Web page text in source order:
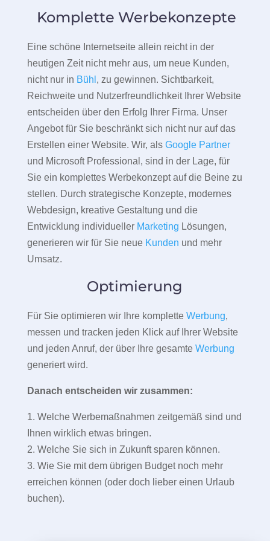
Komplette Werbekonzepte
Eine schöne Internetseite allein reicht in der
heutigen Zeit nicht mehr aus, um neue Kunden,
nicht nur in Bühl , zu gewinnen. Sichtbarkeit,
Reichweite und Nutzerfreundlichkeit Ihrer Website
entscheiden über den Erfolg Ihrer Firma. Unser
Angebot für Sie beschränkt sich nicht nur auf das
Erstellen einer Website. Wir, als Google Partner
und Microsoft Professional, sind in der Lage, für
Sie ein komplettes Werbekonzept auf die Beine zu
stellen. Durch strategische Konzepte, modernes
Webdesign, kreative Gestaltung und die
Entwicklung individueller Marketing Lösungen,
generieren wir für Sie neue Kunden und mehr
Umsatz.
Optimierung
Für Sie optimieren wir Ihre komplette Werbung,
messen und tracken jeden Klick auf Ihrer Website
und jeden Anruf, der über Ihre gesamte Werbung
generiert wird.
Danach entscheiden wir zusammen:
1. Welche Werbemaßnahmen zeitgemäß sind und
Ihnen wirklich etwas bringen.
2. Welche Sie sich in Zukunft sparen können.
3. Wie Sie mit dem übrigen Budget noch mehr
erreichen können (oder doch lieber einen Urlaub
buchen).